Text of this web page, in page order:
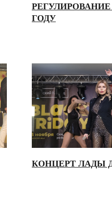
РЕГУЛИРОВАНИЕ
ГОДУ
КОНЦЕРТ ЛАДЫ